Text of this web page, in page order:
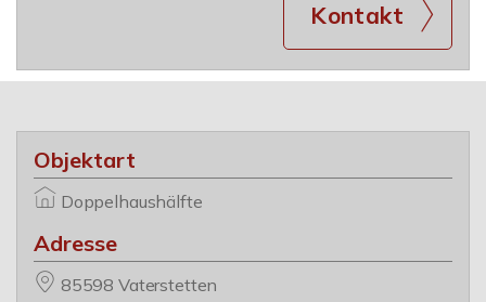
Kontakt
Objektart
Doppelhaushälfte
Adresse
85598 Vaterstetten